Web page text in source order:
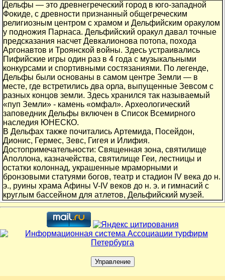
Дельфы — это древнегреческий город в юго-западной
Фокиде, с древности признанный общегреческим
религиозным центром с храмом и Дельфийским оракулом
у подножия Парнаса. Дельфийский оракул давал точные
предсказания насчет Девкалионова потопа, похода
Аргонавтов и Троянской войны. Здесь устраивались
Пифийские игры один раз в 4 года с музыкальными
конкурсами и спортивными состязаниями. По легенде,
Дельфы были основаны в самом центре Земли — в
месте, где встретились два орла, выпущенные Зевсом с
разных концов земли. Здесь хранился так называемый
«пуп Земли» - камень «омфал». Археологический
заповедник Дельфы включен в Список Всемирного
наследия ЮНЕСКО.
В Дельфах также почитались Артемида, Посейдон,
Дионис, Гермес, Зевс, Гигея и Илифия.
Достопримечательности: Священная зона, святилище
Аполлона, казначейства, святилище Геи, лестницы и
остатки колоннад, украшенные мраморными и
бронзовыми статуями богов, театр и стадион IV века до н.
э., руины храма Афины V-IV веков до н. э. и гимнасий с
круглым бассейном для атлетов, Дельфийский музей.